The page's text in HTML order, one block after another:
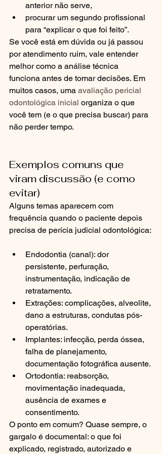
anterior não serve,
procurar um segundo profissional
para “explicar o que foi feito”.
Se você está em dúvida ou já passou
por atendimento ruim, vale entender
melhor como a análise técnica
funciona antes de tomar decisões. Em
muitos casos, uma avaliação pericial
odontológica inicial organiza o que
você tem (e o que precisa buscar) para
não perder tempo.
Exemplos comuns que
viram discussão (e como
evitar)
Alguns temas aparecem com
frequência quando o paciente depois
precisa de perícia judicial odontológica:
Endodontia (canal): dor
persistente, perfuração,
instrumentação, indicação de
retratamento.
Extrações: complicações, alveolite,
dano a estruturas, condutas pós-
operatórias.
Implantes: infecção, perda óssea,
falha de planejamento,
documentação fotográfica ausente.
Ortodontia: reabsorção,
movimentação inadequada,
ausência de exames e
consentimento.
O ponto em comum? Quase sempre, o
gargalo é documental: o que foi
explicado, registrado, autorizado e